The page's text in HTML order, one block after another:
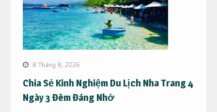
8 Tháng 8, 2026
Chia Sẻ Kinh Nghiệm Du Lịch Nha Trang 4
Ngày 3 Đêm Đáng Nhớ